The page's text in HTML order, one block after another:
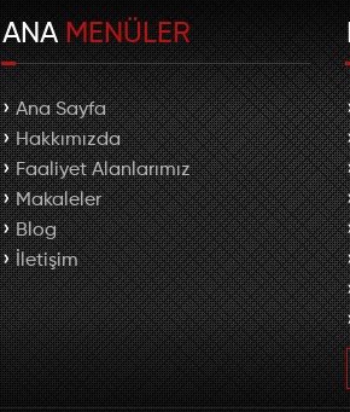
ANAMENÜLER
Ana Sayfa
Hakkımızda
Faaliyet Alanlarımız
Makaleler
Blog
İletişim